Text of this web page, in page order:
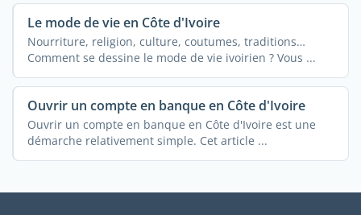
Le mode de vie en Côte d'Ivoire
Nourriture, religion, culture, coutumes, traditions…
Comment se dessine le mode de vie ivoirien ? Vous ...
Ouvrir un compte en banque en Côte d'Ivoire
Ouvrir un compte en banque en Côte d'Ivoire est une
démarche relativement simple. Cet article ...